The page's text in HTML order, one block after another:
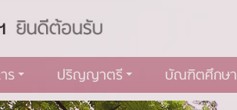
ร ปริญญาตรี บัณฑิตศึกษา